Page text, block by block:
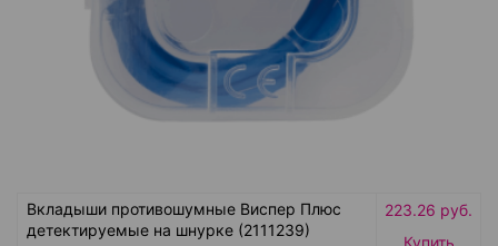
Вкладыши противошумные Виспер Плюс
детектируемые на шнурке (2111239)
223.26 руб.
Купить